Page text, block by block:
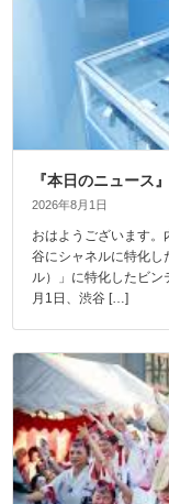
『本日のニュース』
2026年8月1日
おはようございます
谷にシャネルに特化し
ル）」に特化したビン
月1日、渋谷 […]